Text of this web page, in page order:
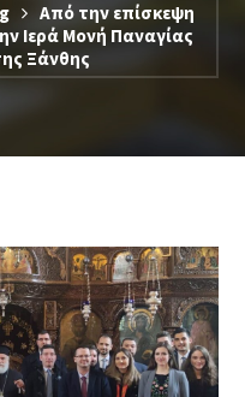
Από την επίσκεψη
Ιερά Μονή Παναγίας
Ξάνθης